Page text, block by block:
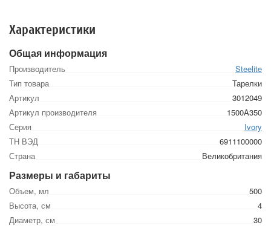
Характеристики
Общая информация
Производитель
Steelite
Тип товара
Тарелки
Артикул
3012049
Артикул производителя
1500A350
Серия
Ivory
ТН ВЭД
6911100000
Страна
Великобритания
Размеры и габариты
Объем, мл
500
Высота, см
4
Диаметр, см
30